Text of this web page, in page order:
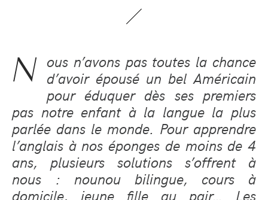
N ous n’avons pas toutes la chance
d’avoir épousé un bel Américain
pour éduquer dès ses premiers
pas notre enfant à la langue la plus
parlée dans le monde. Pour apprendre
l’anglais à nos éponges de moins de 4
ans, plusieurs solutions s’offrent à
nous : nounou bilingue, cours à
domicile, jeune fille au pair… Les